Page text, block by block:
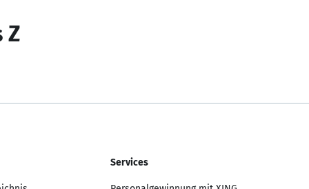
Z
Services